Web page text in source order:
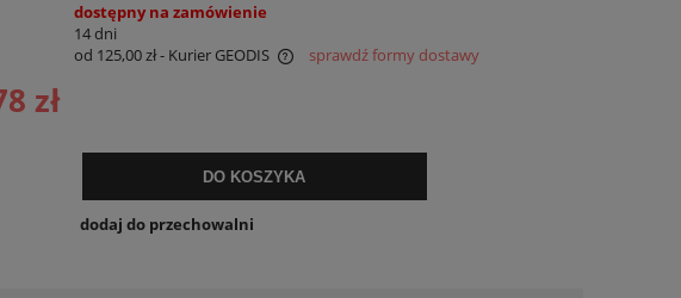
dostępny na zamówienie
14 dni
od 125,00 zł- Kurier GEODIS
nie zawiera ewentualnych kosztów
sprawdź formy dostawy
zł
DO KOSZYKA
dodaj do przechowalni